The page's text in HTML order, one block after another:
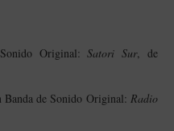
Original:Satori Sur, de
de Sonido Original: Radio